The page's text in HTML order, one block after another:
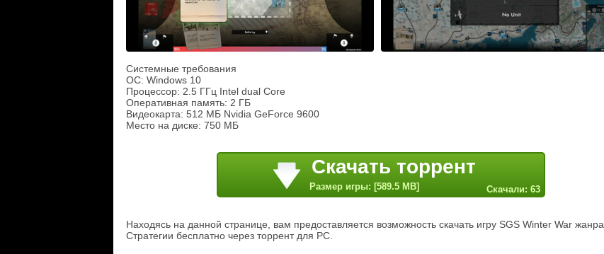
Системные требования
ОС: Windows 10
Процессор: 2.5 ГГц Intel dual Core
Оперативная память: 2 ГБ
Видеокарта: 512 МБ Nvidia GeForce 9600
Место на диске: 750 МБ
Скачать торрент
Размер игры: [589.5 MB] Скачали: 63
Находясь на данной странице, вам предоставляется возможность скачать игру SGS Winter War жанра
Стратегии бесплатно через торрент для PC.